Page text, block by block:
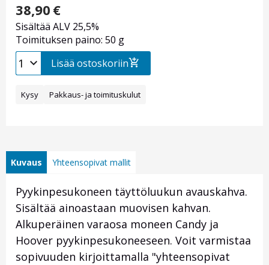
38,90 €
Sisältää ALV 25,5%
Toimituksen paino: 50 g
Lisää ostoskoriin
Kysy Pakkaus- ja toimituskulut
Kuvaus Yhteensopivat mallit
Pyykinpesukoneen täyttöluukun avauskahva.
Sisältää ainoastaan muovisen kahvan.
Alkuperäinen varaosa moneen Candy ja
Hoover pyykinpesukoneeseen. Voit varmistaa
sopivuuden kirjoittamalla "yhteensopivat